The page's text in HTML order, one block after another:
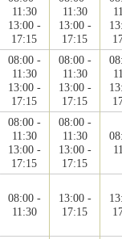
11:30
13:00 -
17:15
11:30
13:00 -
17:15
08:00 -
11:30
13:00 -
17:15
08:00 -
11:30
13:00 -
17:15
08:00 -
11:30
13:00 -
17:15
08:00 -
11:30
13:00 -
17:15
08:00 -
11:30
13:00 -
17:15